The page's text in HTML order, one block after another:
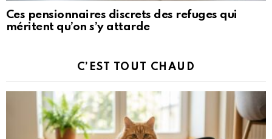
Ces pensionnaires discrets des refuges qui
méritent qu’on s’y attarde
C’EST TOUT CHAUD